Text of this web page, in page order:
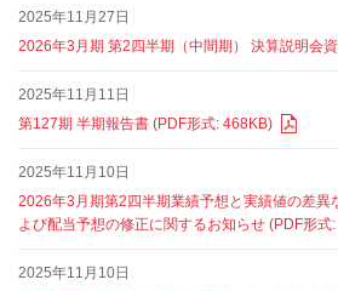
2025年11月27日
2026年3⽉期 第2四半期（中間期） 決算説明会
2025年11月11日
第127期 半期報告書 (PDF形式: 468KB)
2025年11月10日
2026年3月期第2四半期業績予想と実績値の差異
よび配当予想の修正に関するお知らせ (PDF形式
2025年11月10日